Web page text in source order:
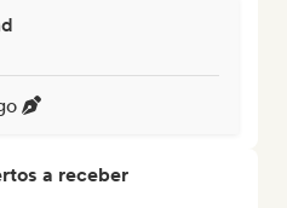
a receber